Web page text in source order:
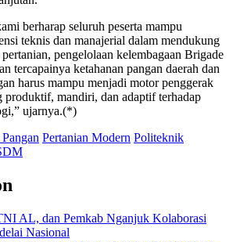
berharap seluruh peserta mampu
teknis dan manajerial dalam mendukung
pengelolaan kelembagaan Brigade
tercapainya ketahanan pangan daerah dan
harus mampu menjadi motor penggerak
produktif, mandiri, dan adaptif terhadap
ujarnya.(*)
Pertanian Modern Politeknik
AL, dan Pemkab Nganjuk Kolaborasi
Nasional